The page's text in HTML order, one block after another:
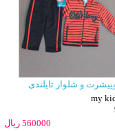
و شلوار تایلندی
560000 ریال